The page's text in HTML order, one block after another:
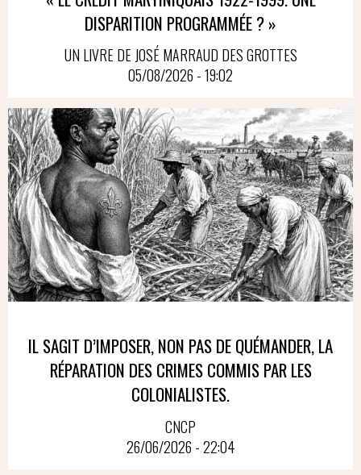
DISPARITION PROGRAMMÉE ? »
UN LIVRE DE JOSÉ MARRAUD DES GROTTES
05/08/2026 - 19:02
IL SAGIT D’IMPOSER, NON PAS DE QUÉMANDER, LA
RÉPARATION DES CRIMES COMMIS PAR LES
COLONIALISTES.
CNCP
26/06/2026 - 22:04